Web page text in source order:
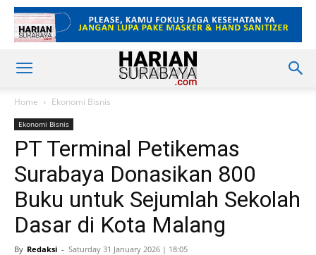
Home Ekonomi Bisnis
Ekonomi Bisnis
PT Terminal Petikemas
Surabaya Donasikan 800
Buku untuk Sejumlah Sekolah
Dasar di Kota Malang
By Redaksi - Saturday 31 January 2026 | 18:05